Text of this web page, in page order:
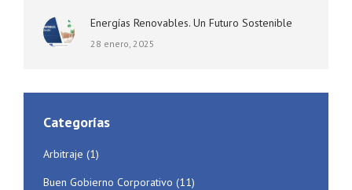
Energías Renovables. Un Futuro Sostenible
28 enero, 2025
Categorías
Arbitraje (1)
Buen Gobierno Corporativo (11)